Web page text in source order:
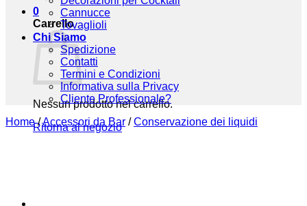
0
Carrello
Nessun prodotto nel carrello.
Ritorna al negozio
Cannucce
Tovaglioli
Chi Siamo
Spedizione
Contatti
Termini e Condizioni
Informativa sulla Privacy
Cliente Professionale?
Home /Accessori da Bar / Conservazione dei liquidi